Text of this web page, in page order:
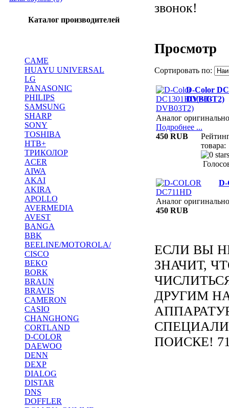
Каталог производителей
CAME
HUAYU UNIVERSAL
LG
PANASONIC
PHILIPS
SAMSUNG
SHARP
SONY
TOSHIBA
НТВ+
ТРИКОЛОР
ACER
AIWA
AKAI
AKIRA
APOLLO
AVERMEDIA
AVEST
BANGA
BBK
BEELINE/MOTOROLA/
CISCO
BEKO
BORK
BRAUN
BRAVIS
CAMERON
CASIO
CHANGHONG
CORTLAND
D-COLOR
DAEWOO
DENN
DEXP
DIALOG
DISTAR
DNS
DOFFLER
звонок!
Просмотр
Сортировать по:
D-Color
DVB03T2)
Аналог
Подробнее ...
450 RUB
товара:
D-
Аналог
450 RUB
ЕСЛИ ВЫ
ЗНАЧИТ,
ДРУГИМ
ПОИСКЕ!